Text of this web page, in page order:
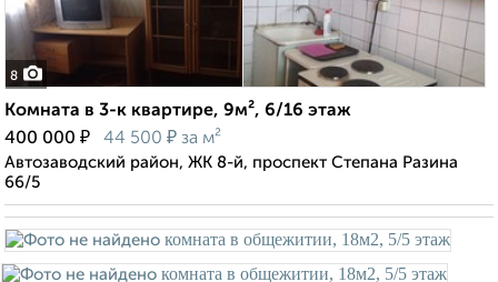
8
Комната в 3-к квартире, 9м², 6/16 этаж
400 000 ₽ 44 500 ₽ за м²
Автозаводский район, ЖК 8-й, проспект Степана Разина
66/5